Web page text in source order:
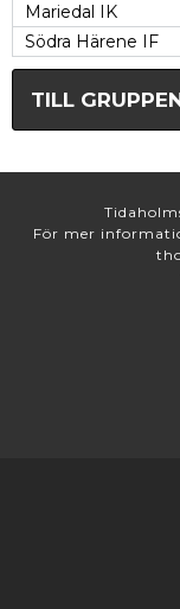
Mariedal IK
Södra Härene IF
TILL
För mer